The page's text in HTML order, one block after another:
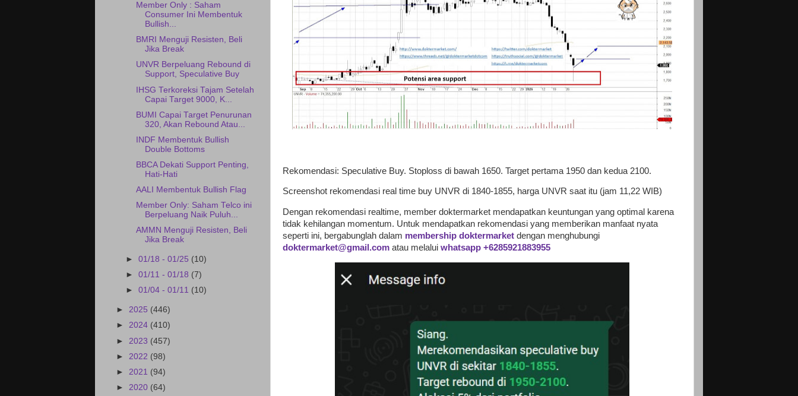
Rekomendasi: Speculative Buy. Stoploss di bawah 1650. Target pertama 1950 dan kedua 2100.
Screenshot rekomendasi real time buy UNVR di 1840-1855, harga UNVR saat itu (jam 11,22 WIB)
Dengan rekomendasi realtime, member doktermarket mendapatkan keuntungan yang optimal karena
tidak kehilangan momentum. Untuk mendapatkan rekomendasi yang memberikan manfaat nyata
seperti ini, bergabunglah dalam membership doktermarket dengan menghubungi
doktermarket@gmail.com atau melalui whatsapp +6285921883955
Member Only : Saham
Consumer Ini Membentuk
Bullish...
BMRI Menguji Resisten, Beli
Jika Break
UNVR Berpeluang Rebound di
Support, Speculative Buy
IHSG Terkoreksi Tajam Setelah
Capai Target 9000, K...
BUMI Capai Target Penurunan
320, Akan Rebound Atau...
INDF Membentuk Bullish
Double Bottoms
BBCA Dekati Support Penting,
Hati-Hati
AALI Membentuk Bullish Flag
Member Only: Saham Telco ini
Berpeluang Naik Puluh...
AMMN Menguji Resisten, Beli
Jika Break
►01/18 - 01/25 (10)
►01/11 - 01/18 (7)
►01/04 - 01/11 (10)
► 2025 (446)
► 2024 (410)
► 2023 (457)
► 2022 (98)
► 2021 (94)
► 2020 (64)